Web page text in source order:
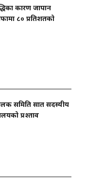
कारण जापान
८० प्रतिशतको
समिति सात सदस्यीय
प्रश्ताव